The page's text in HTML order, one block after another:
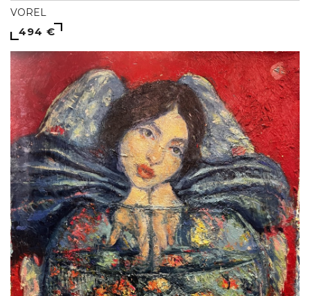
VOREL
494 €